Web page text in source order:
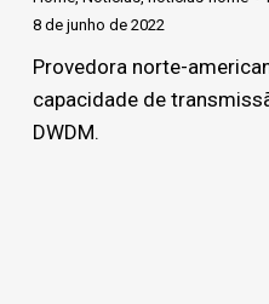
8 de junho de 2022
Provedora norte-
capacidade de
DWDM.